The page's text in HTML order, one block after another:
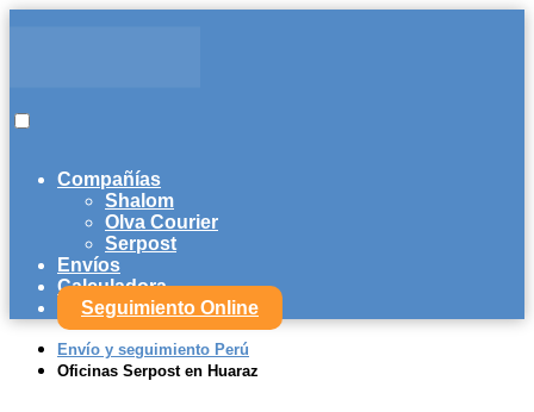
Compañías
Shalom
Olva Courier
Serpost
Envíos
Calculadora
Seguimiento Online
Envío y seguimiento Perú
Oficinas Serpost en Huaraz